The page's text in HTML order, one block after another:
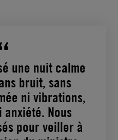
une nuit calme
bruit, sans
ni vibrations,
anxiété. Nous
pour veiller à